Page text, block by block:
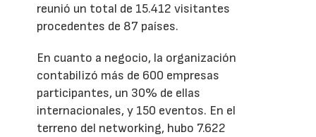
reunió un total de 15.412 visitantes
procedentes de 87 países.
En cuanto a negocio, la organización
contabilizó más de 600 empresas
participantes, un 30% de ellas
internacionales, y 150 eventos. En el
terreno del networking, hubo 7.622